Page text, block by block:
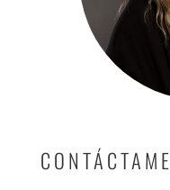
CONTÁCTAME